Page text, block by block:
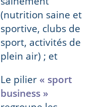
(nutrition saine et
sportive, clubs de
sport, activités de
plein air) ; et
Le pilier « sport
business »